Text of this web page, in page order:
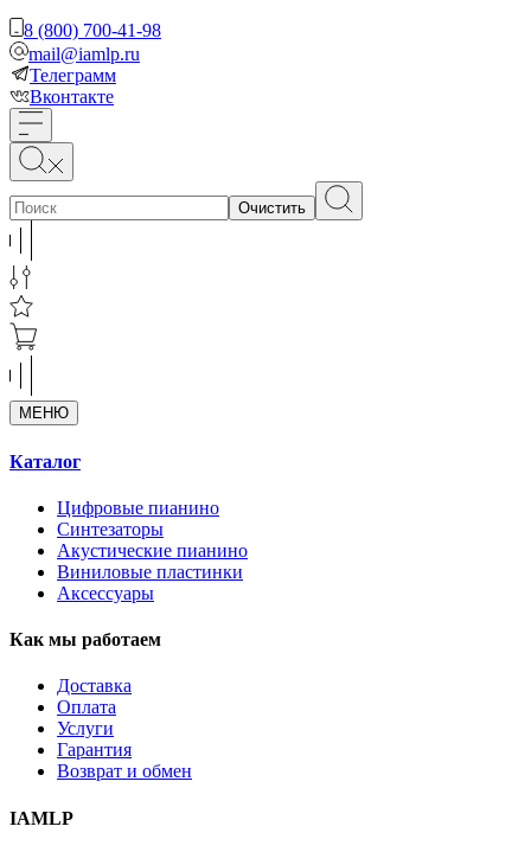
8 (800) 700-41-98
mail@iamlp.ru
Телеграмм
Вконтакте
Очистить
МЕНЮ
Каталог
Цифровые пианино
Синтезаторы
Акустические пианино
Виниловые пластинки
Аксессуары
Как мы работаем
Доставка
Оплата
Услуги
Гарантия
Возврат и обмен
IAMLP